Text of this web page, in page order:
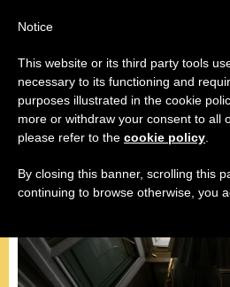
صلاة التبشير الملائكي
Notice
This website or its third party tools
necessary to its functioning and
purposes illustrated in the cookie
more or withdraw your consent to all
please refer to the cookie policy
By closing this banner, scrolling this
continuing to browse otherwise, you